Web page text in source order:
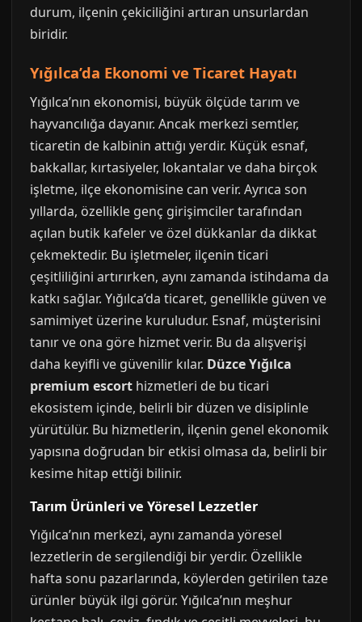
durum, ilçenin çekiciliğini artıran unsurlardan
biridir.
Yığılca’da Ekonomi ve Ticaret Hayatı
Yığılca’nın ekonomisi, büyük ölçüde tarım ve
hayvancılığa dayanır. Ancak merkezi semtler,
ticaretin de kalbinin attığı yerdir. Küçük esnaf,
bakkallar, kırtasiyeler, lokantalar ve daha birçok
işletme, ilçe ekonomisine can verir. Ayrıca son
yıllarda, özellikle genç girişimciler tarafından
açılan butik kafeler ve özel dükkanlar da dikkat
çekmektedir. Bu işletmeler, ilçenin ticari
çeşitliliğini artırırken, aynı zamanda istihdama da
katkı sağlar. Yığılca’da ticaret, genellikle güven ve
samimiyet üzerine kuruludur. Esnaf, müşterisini
tanır ve ona göre hizmet verir. Bu da alışverişi
daha keyifli ve güvenilir kılar. Düzce Yığılca
premium escort hizmetleri de bu ticari
ekosistem içinde, belirli bir düzen ve disiplinle
yürütülür. Bu hizmetlerin, ilçenin genel ekonomik
yapısına doğrudan bir etkisi olmasa da, belirli bir
kesime hitap ettiği bilinir.
Tarım Ürünleri ve Yöresel Lezzetler
Yığılca’nın merkezi, aynı zamanda yöresel
lezzetlerin de sergilendiği bir yerdir. Özellikle
hafta sonu pazarlarında, köylerden getirilen taze
ürünler büyük ilgi görür. Yığılca’nın meşhur